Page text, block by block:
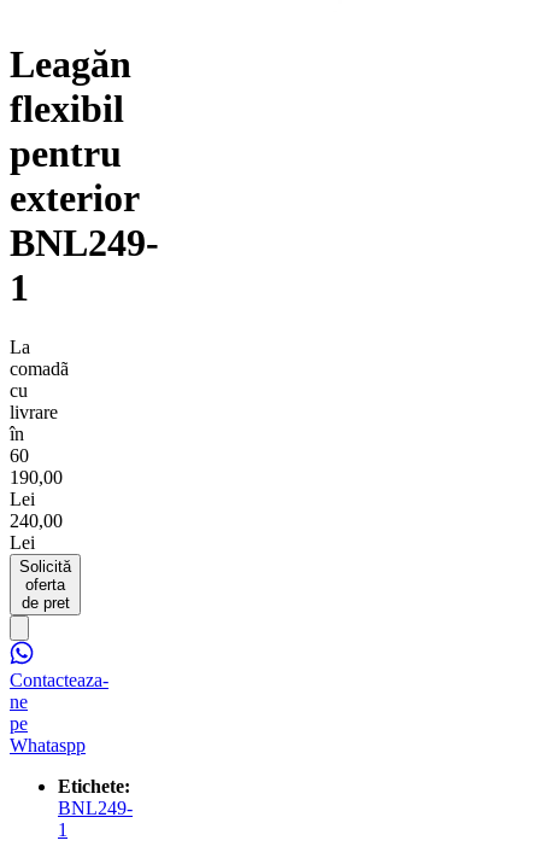
Leagăn
flexibil
pentru
exterior
BNL249-
1
La
comadã
cu
livrare
în
60
190,00
Lei
240,00
Lei
Solicită
oferta
de pret
Contacteaza-
ne
pe
Whataspp
Etichete:
BNL249-
1